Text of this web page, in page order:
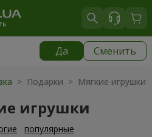
Да Сменить
> Подарки > Мягкие игрушки
игрушки
популярные